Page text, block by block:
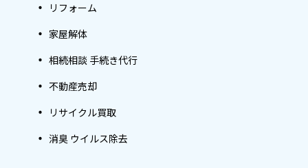
リフォーム
家屋解体
相続相談 手続き代行
不動産売却
リサイクル買取
消臭 ウイルス除去